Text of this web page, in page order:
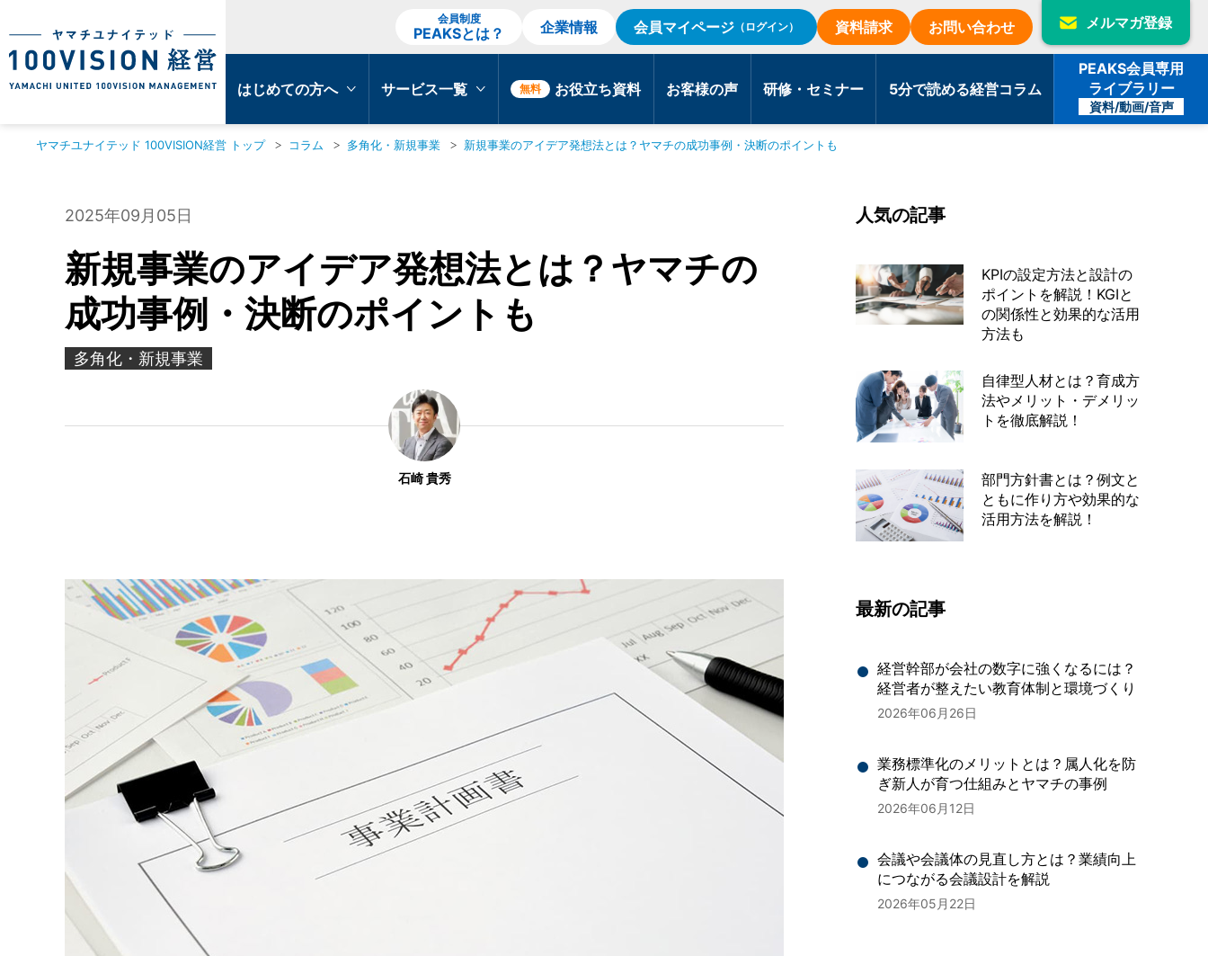
会員制度
PEAKSとは？ 企業情報 会員マイページ （ログイン） 資料請求 お問い合わせ メルマガ登録
はじめての方へ サービス一覧 無料 お役立ち資料 お客様の声 研修・セミナー 5分で読める経営コラム
PEAKS会員専用
ライブラリー
資料/動画/音声
ヤマチユナイテッド 100VISION経営 トップ コラム 多角化・新規事業 新規事業のアイデア発想法とは？ヤマチの成功事例・決断のポイントも
2025年09月05日
新規事業のアイデア発想法とは？ヤマチの
成功事例・決断のポイントも
多角化・新規事業
石崎 貴秀
人気の記事
KPIの設定方法と設計の
ポイントを解説！KGIと
の関係性と効果的な活用
方法も
自律型人材とは？育成方
法やメリット・デメリッ
トを徹底解説！
部門方針書とは？例文と
ともに作り方や効果的な
活用方法を解説！
最新の記事
経営幹部が会社の数字に強くなるには？
経営者が整えたい教育体制と環境づくり
2026年06月26日
業務標準化のメリットとは？属人化を防
ぎ新人が育つ仕組みとヤマチの事例
2026年06月12日
会議や会議体の見直し方とは？業績向上
につながる会議設計を解説
2026年05月22日